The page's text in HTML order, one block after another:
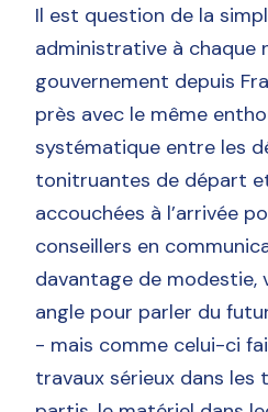
Il est question de la
administrative à chaque
gouvernement depuis
près avec le même
systématique entre les
tonitruantes de départ
accouchées à l’arrivée
conseillers en
davantage de modestie,
angle pour parler du
- mais comme celui-ci
travaux sérieux dans les